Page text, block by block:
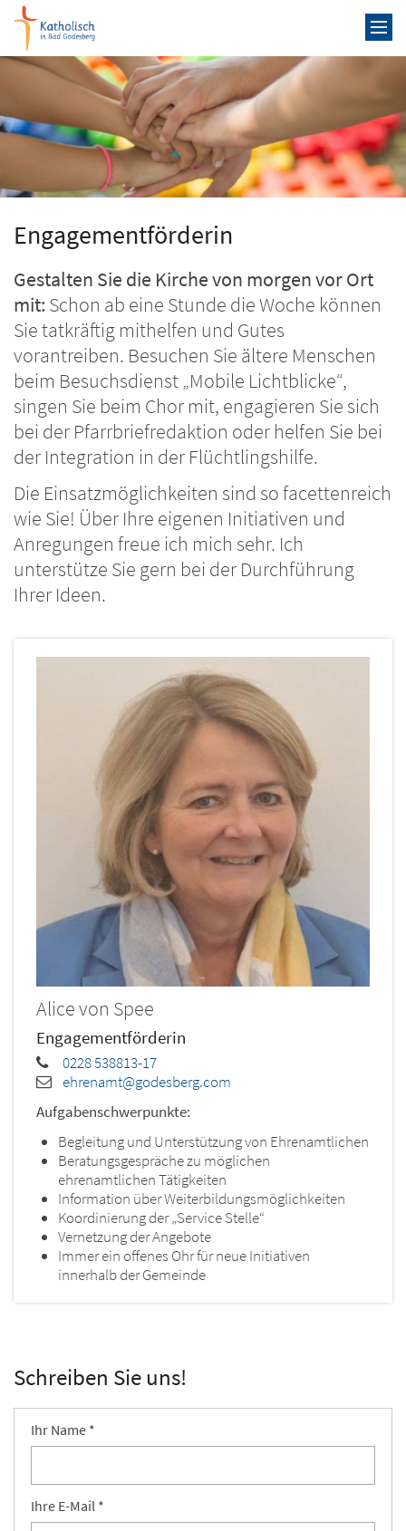
Zum Inhalt springen
Engagementförderin
Gestalten Sie die Kirche von morgen vor Ort
mit: Schon ab eine Stunde die Woche können
Sie tatkräftig mithelfen und Gutes
vorantreiben. Besuchen Sie ältere Menschen
beim Besuchsdienst „Mobile Lichtblicke“,
singen Sie beim Chor mit, engagieren Sie sich
bei der Pfarrbriefredaktion oder helfen Sie bei
der Integration in der Flüchtlingshilfe.
Die Einsatzmöglichkeiten sind so facettenreich
wie Sie! Über Ihre eigenen Initiativen und
Anregungen freue ich mich sehr. Ich
unterstütze Sie gern bei der Durchführung
Ihrer Ideen.
Alicevon Spee
Engagementförderin
0228 538813-17
ehrenamt@godesberg.com
Aufgabenschwerpunkte:
Begleitung und Unterstützung von Ehrenamtlichen
Beratungsgespräche zu möglichen
ehrenamtlichen Tätigkeiten
Information über Weiterbildungsmöglichkeiten
Koordinierung der „Service Stelle“
Vernetzung der Angebote
Immer ein offenes Ohr für neue Initiativen
innerhalb der Gemeinde
Schreiben Sie uns!
Ihr Name *
Ihre E-Mail *